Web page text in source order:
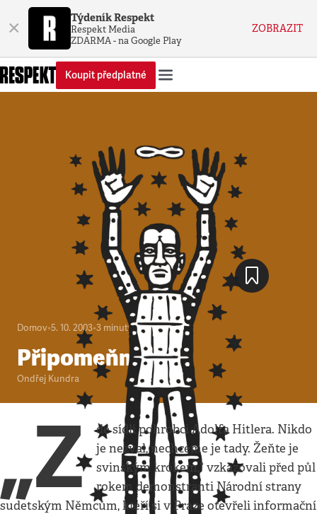
× Týdeník Respekt
Respekt Media
ZDARMA - na Google Play
ZOBRAZIT
Koupit předplatné
Domov•5. 10. 2003•3 minuty
Připomeňme si
Ondřej Kundra
„Z
de sídlí pohrobci Adolfa Hitlera. Nikdo
je nezval, nechceme je tady. Žeňte je
svinským krokem,“ vzkazovali před půl
rokem demonstranti Národní strany
sudetským Němcům, kteří si v Praze otevřeli informační